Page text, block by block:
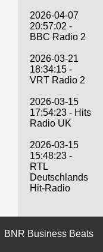
2026-04-07
20:57:02 -
BBC Radio 2
2026-03-21
18:34:15 -
VRT Radio 2
2026-03-15
17:54:23 - Hits
Radio UK
2026-03-15
15:48:23 -
RTL
Deutschlands
Hit-Radio
BNR Business Beats